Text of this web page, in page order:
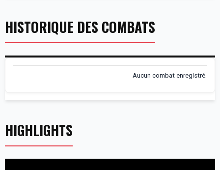
HISTORIQUE DES COMBATS
Aucun combat enregistré.
HIGHLIGHTS